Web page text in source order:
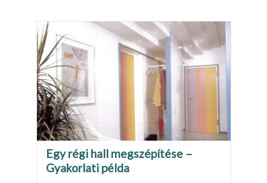
Egy régi hall megszépítése –
Gyakorlati példa